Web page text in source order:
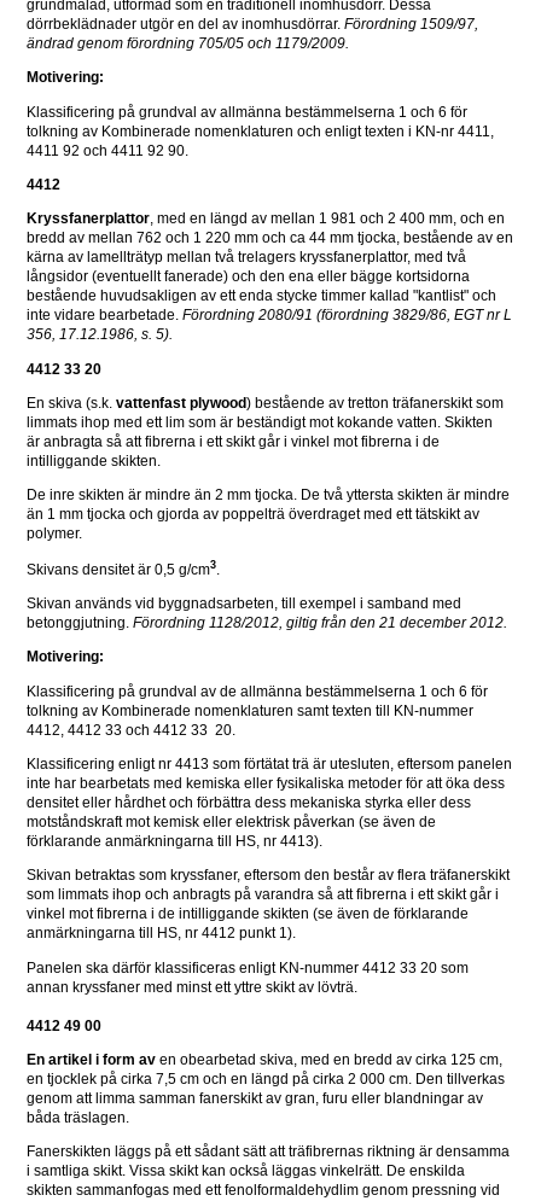
grundmålad, utformad som en traditionell inomhusdörr. Dessa
dörrbeklädnader utgör en del av inomhusdörrar. Förordning 1509/97,
ändrad genom förordning 705/05 och 1179/2009.
Motivering:
Klassificering på grundval av allmänna bestämmelserna 1 och 6 för
tolkning av Kombinerade nomenklaturen och enligt texten i KN-nr 4411,
4411 92 och 4411 92 90.
4412
Kryssfanerplattor, med en längd av mellan 1 981 och 2 400 mm, och en
bredd av mellan 762 och 1 220 mm och ca 44 mm tjocka, bestående av en
kärna av lamellträtyp mellan två trelagers kryssfanerplattor, med två
långsidor (eventuellt fanerade) och den ena eller bägge kortsidorna
bestående huvudsakligen av ett enda stycke timmer kallad "kantlist" och
inte vidare bearbetade. Förordning 2080/91 (förordning 3829/86, EGT nr L
356, 17.12.1986, s. 5).
4412 33 20
En skiva (s.k. vattenfast plywood) bestående av tretton träfanerskikt som
limmats ihop med ett lim som är beständigt mot kokande vatten. Skikten
är anbragta så att fibrerna i ett skikt går i vinkel mot fibrerna i de
intilliggande skikten.
De inre skikten är mindre än 2 mm tjocka. De två yttersta skikten är mindre
än 1 mm tjocka och gjorda av poppelträ överdraget med ett tätskikt av
polymer.
Skivans densitet är 0,5 g/cm3
Skivan används vid byggnadsarbeten, till exempel i samband med
betonggjutning. Förordning 1128/2012, giltig från den 21 december 2012.
Motivering:
Klassificering på grundval av de allmänna bestämmelserna 1 och 6 för
tolkning av Kombinerade nomenklaturen samt texten till KN-nummer
4412, 4412 33 och 4412 33  20.
Klassificering enligt nr 4413 som förtätat trä är utesluten, eftersom panelen
inte har bearbetats med kemiska eller fysikaliska metoder för att öka dess
densitet eller hårdhet och förbättra dess mekaniska styrka eller dess
motståndskraft mot kemisk eller elektrisk påverkan (se även de
förklarande anmärkningarna till HS, nr 4413).
Skivan betraktas som kryssfaner, eftersom den består av flera träfanerskikt
som limmats ihop och anbragts på varandra så att fibrerna i ett skikt går i
vinkel mot fibrerna i de intilliggande skikten (se även de förklarande
anmärkningarna till HS, nr 4412 punkt 1).
Panelen ska därför klassificeras enligt KN-nummer 4412 33 20 som
annan kryssfaner med minst ett yttre skikt av lövträ.
4412 49 00
En artikel i form av en obearbetad skiva, med en bredd av cirka 125 cm,
en tjocklek på cirka 7,5 cm och en längd på cirka 2 000 cm. Den tillverkas
genom att limma samman fanerskikt av gran, furu eller blandningar av
båda träslagen.
Fanerskikten läggs på ett sådant sätt att träfibrernas riktning är densamma
i samtliga skikt. Vissa skikt kan också läggas vinkelrätt. De enskilda
skikten sammanfogas med ett fenolformaldehydlim genom pressning vid